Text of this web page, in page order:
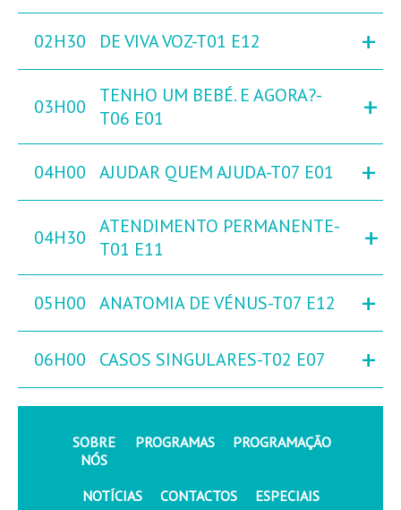
02H30 DE VIVA VOZ-T01 E12 +
03H00
TENHO UM BEBÉ. E AGORA?-
T06 E01
+
04H00 AJUDAR QUEM AJUDA-T07 E01 +
04H30
ATENDIMENTO PERMANENTE-
T01 E11
+
05H00 ANATOMIA DE VÉNUS-T07 E12 +
06H00 CASOS SINGULARES-T02 E07 +
SOBRE
NÓS
PROGRAMAS PROGRAMAÇÃO
NOTÍCIAS CONTACTOS ESPECIAIS